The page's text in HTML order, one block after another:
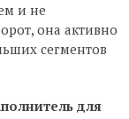
и не
она активно
сегментов
для